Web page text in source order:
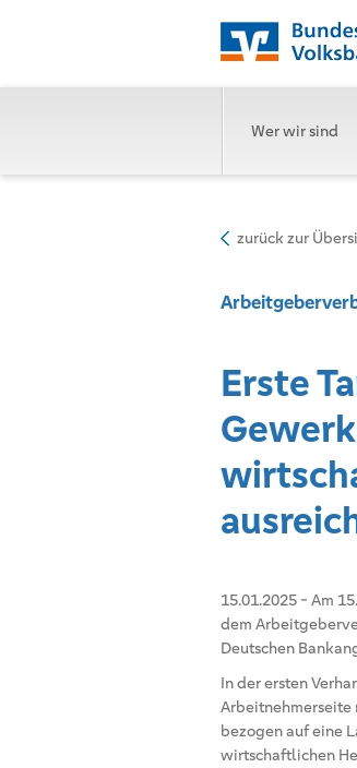
Wer wir sind
zurück zur
Erste
15.01.2025 - Am
dem
Deutschen
In der ersten
Arbeitnehmerseite
bezogen auf eine
wirtschaftlichen